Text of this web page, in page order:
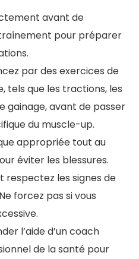
avant de
pour préparer
par des exercices de
tels que les tractions, les
gainage, avant de passer
du muscle-up.
appropriée tout au
éviter les blessures.
respectez les signes de
forcez pas si vous
l’aide d’un coach
de la santé pour